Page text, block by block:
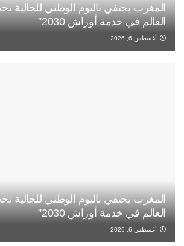
المغرب يحتفي باليوم الوطني للجالية
العالم في خدمة أوراش 2030”
أغسطس 6, 2026
المغرب يحتفي باليوم الوطني للجالية
العالم في خدمة أوراش 2030”
أغسطس 6, 2026